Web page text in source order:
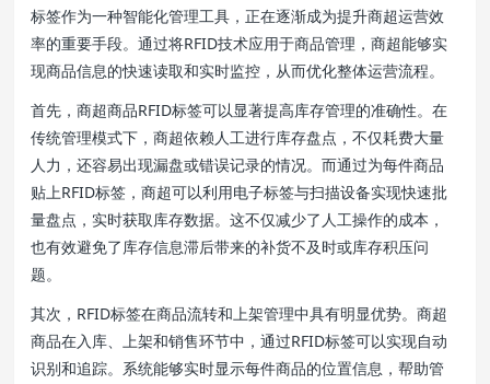
标签作为一种智能化管理工具，正在逐渐成为提升商超运营效
率的重要手段。通过将RFID技术应用于商品管理，商超能够实
现商品信息的快速读取和实时监控，从而优化整体运营流程。
首先，商超商品RFID标签可以显著提高库存管理的准确性。在
传统管理模式下，商超依赖人工进行库存盘点，不仅耗费大量
人力，还容易出现漏盘或错误记录的情况。而通过为每件商品
贴上RFID标签，商超可以利用电子标签与扫描设备实现快速批
量盘点，实时获取库存数据。这不仅减少了人工操作的成本，
也有效避免了库存信息滞后带来的补货不及时或库存积压问
题。
其次，RFID标签在商品流转和上架管理中具有明显优势。商超
商品在入库、上架和销售环节中，通过RFID标签可以实现自动
识别和追踪。系统能够实时显示每件商品的位置信息，帮助管